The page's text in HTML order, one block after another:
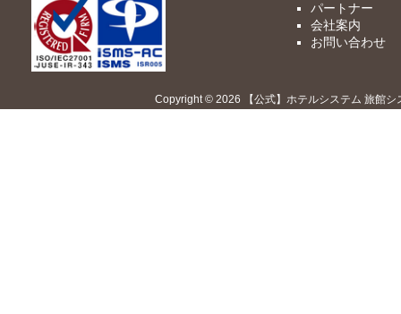
パートナー
会社案内
お問い合わせ
Copyright © 2026 【公式】ホテルシステム 旅館